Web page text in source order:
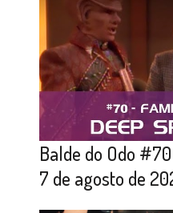
Balde do Odo
7 de agosto de